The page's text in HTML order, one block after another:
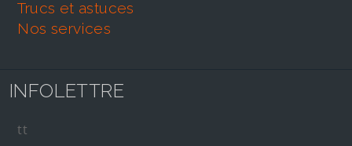
trucs et astuces
nos services
INFOLETTRE
tt